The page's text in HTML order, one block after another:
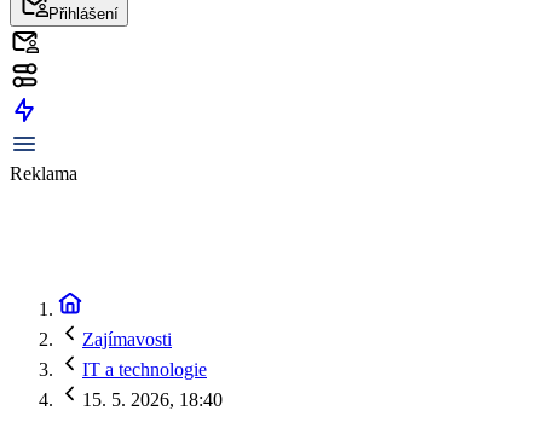
Přihlášení
Reklama
Zajímavosti
IT a technologie
15. 5. 2026, 18:40